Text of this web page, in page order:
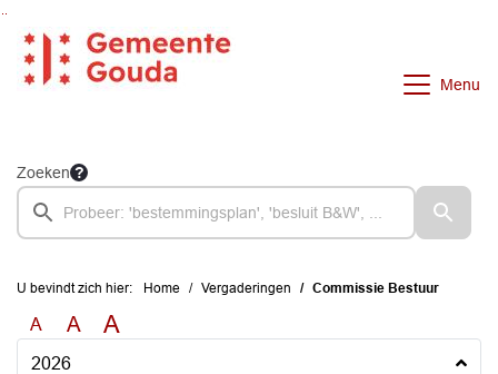
Ga naar de inhoud van deze pagina
Menu
Zoeken
U bevindt zich hier: Home Vergaderingen Commissie Bestuur
A A A
2026